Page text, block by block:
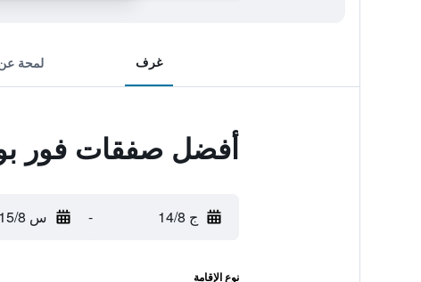
غرف لمحة
أفضل صفقات فور
ج 14/8 - س 15/8
نوع الإقامة